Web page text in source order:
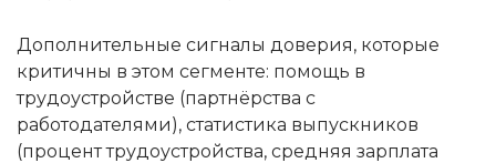
Дополнительные сигналы доверия, которые
критичны в этом сегменте: помощь в
трудоустройстве (партнёрства с
работодателями), статистика выпускников
(процент трудоустройства, средняя зарплата